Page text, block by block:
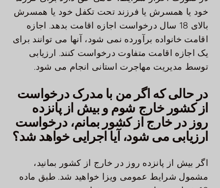
خود یا همسرش یا فرزند تحت تکفل خود یا همسرش
بالای 18 سال درخواست اجازه اقامت بدهد. اجازه
اقامت خانواده برآورده نمی شود، آنها می توانند برای
یک اجازه اقامت متفاوت درخواست کنند. ارزیابی
توسط مدیریت مهاجرت استانی انجام می شود.
در حالی که اگر من با مدرک درخواست
از کشور خارج شوم و بیش از پانزده
روز در خارج از کشور بمانم، درخواست
ارزیابی می شود، آیا اجرایی خواهد شد؟
اگر بیش از پانزده روز در خارج از کشور بمانید،
مشمول شرایط عمومی ویزا خواهید شد. طبق ماده